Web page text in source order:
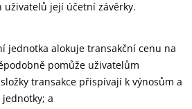
její účetní závěrky.
jednotka alokuje transakční cenu na
pomůže uživatelům
transakce přispívají k výnosům a
a